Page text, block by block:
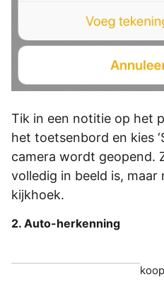
Tik in een notitie op het
het toetsenbord en kies
camera wordt geopend.
volledig in beeld is,
kijkhoek.
2. Auto-herkenning